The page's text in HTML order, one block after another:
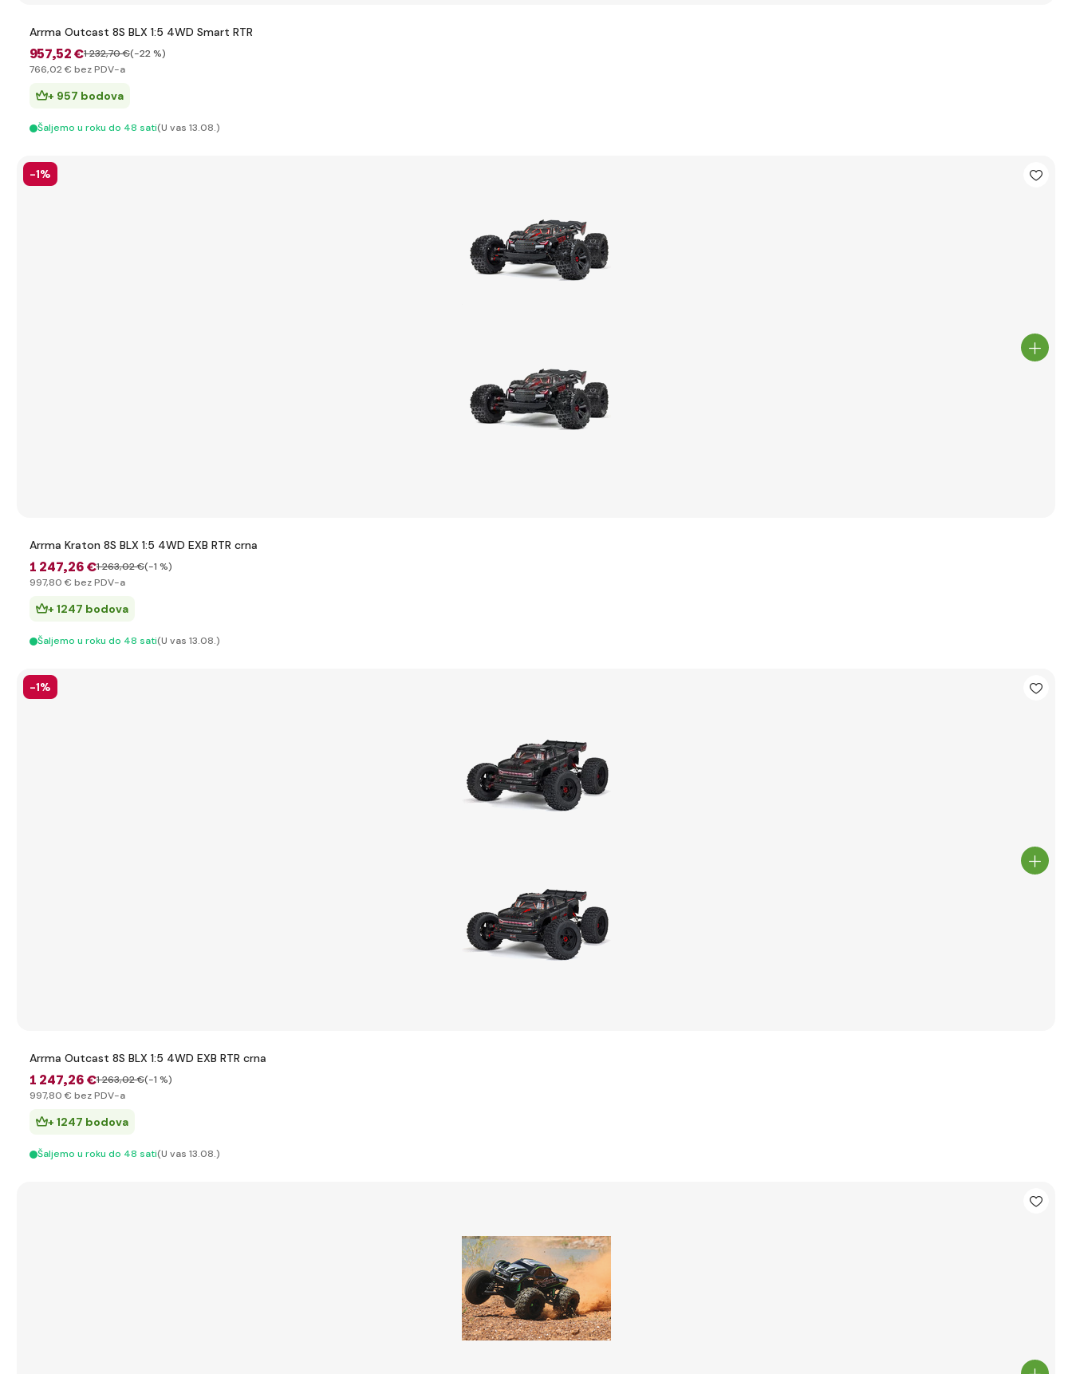
Arrma Outcast 8S BLX 1:5 4WD Smart RTR
957,52 €1 232,70 €(-22 %)
766,02 € bez PDV-a
+ 957 bodova
Šaljemo u roku do 48 sati(U vas 13.08.)
-1%
Arrma Kraton 8S BLX 1:5 4WD EXB RTR crna
1 247,26 €1 263,02 €(-1 %)
997,80 € bez PDV-a
+ 1247 bodova
Šaljemo u roku do 48 sati(U vas 13.08.)
-1%
Arrma Outcast 8S BLX 1:5 4WD EXB RTR crna
1 247,26 €1 263,02 €(-1 %)
997,80 € bez PDV-a
+ 1247 bodova
Šaljemo u roku do 48 sati(U vas 13.08.)